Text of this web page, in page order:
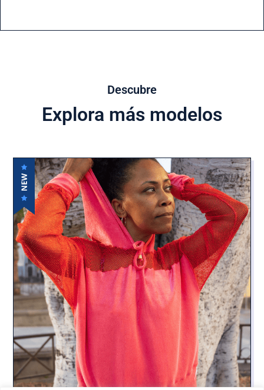
Descubre
Explora más modelos